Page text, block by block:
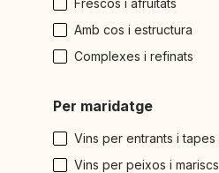
Amb cos i estructura
Complexes i refinats
Per maridatge
Vins per entrants i tapes
Vins per peixos i mariscs